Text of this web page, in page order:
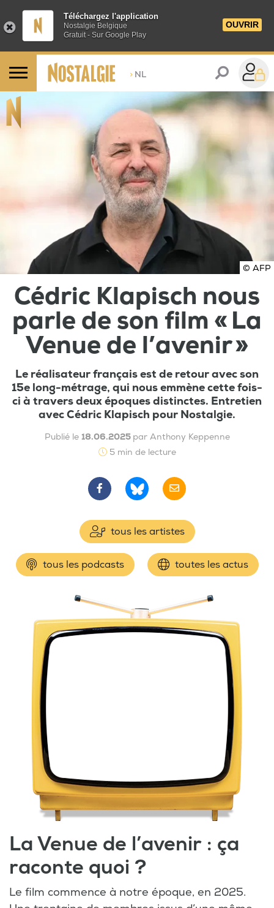
Téléchargez l'application
Nostalgie Belgique
Gratuit - Sur Google Play
OUVRIR
> NL
© AFP
Cédric Klapisch nous
parle de son film « La
Venue de l’avenir »
Le réalisateur français est de retour avec son
15e long-métrage, qui nous emmène cette fois-
ci à travers deux époques distinctes. Entretien
avec Cédric Klapisch pour Nostalgie.
Publié le 18.06.2025 par Anthony Keppenne
5 min de lecture
tous les artistes
tous les podcasts toutes les actus
La Venue de l’avenir : ça
raconte quoi ?
Le film commence à notre époque, en 2025.